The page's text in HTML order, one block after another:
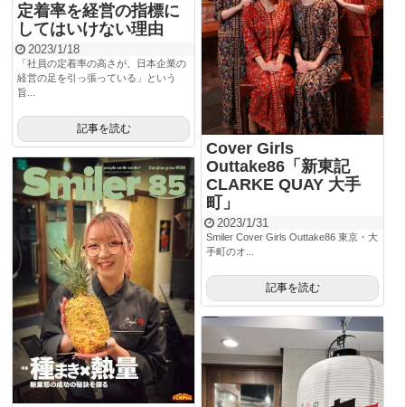
Cover Girls
Outtake86「新東記
CLARKE QUAY 大手
町」
2023/1/31
Smiler Cover Girls Outtake86 東京・大
手町のオ...
記事を読む
定着率を経営の指標に
してはいけない理由
2023/1/18
「社員の定着率の高さが、日本企業の
経営の足を引っ張っている」という
旨...
記事を読む